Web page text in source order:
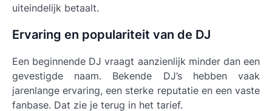
uiteindelijk betaalt.
Ervaring en populariteit van de DJ
Een beginnende DJ vraagt aanzienlijk minder dan een
gevestigde naam. Bekende DJ’s hebben vaak
jarenlange ervaring, een sterke reputatie en een vaste
fanbase. Dat zie je terug in het tarief.